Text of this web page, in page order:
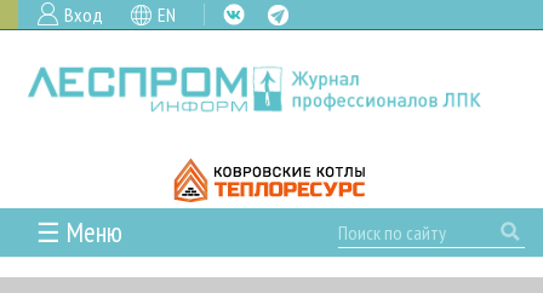
Вход EN
☰ Меню
ГЛАВНАЯ